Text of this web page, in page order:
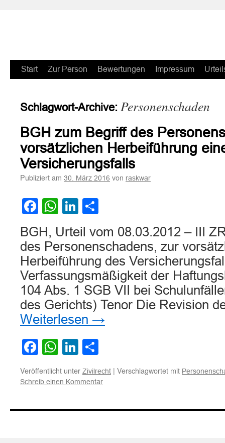
Zum
springen
Start Zur Person Bewertungen Impressum
Schlagwort-Archive: Personenschaden
BGH zum Begriff des
vorsätzlichen Herbeiführung
Versicherungsfalls
Publiziert am 30. März 2016 von raskwar
Facebook
WhatsApp
LinkedIn
BGH, Urteil vom 08.03.2012 – III
des Personenschadens, zur
Herbeiführung des
Verfassungsmäßigkeit der
104 Abs. 1 SGB VII bei
des Gerichts) Tenor Die Revision
Weiterlesen →
Facebook
WhatsApp
LinkedIn
Veröffentlicht unter Zivilrecht | Verschlagwortet mit
Schreib einen Kommentar